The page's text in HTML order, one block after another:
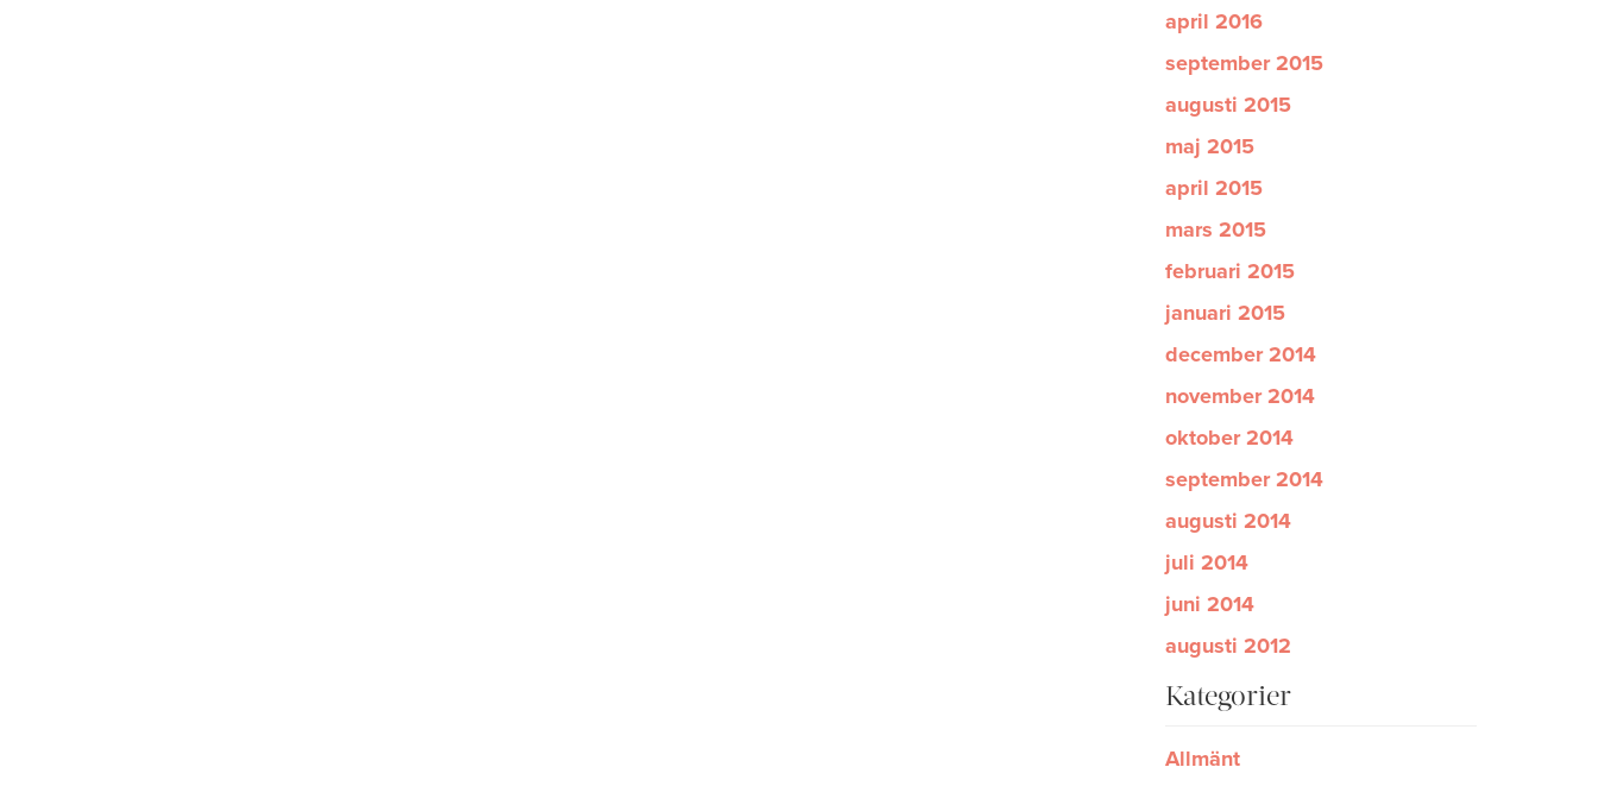
april 2016
september 2015
augusti 2015
maj 2015
april 2015
mars 2015
februari 2015
januari 2015
december 2014
november 2014
oktober 2014
september 2014
augusti 2014
juli 2014
juni 2014
augusti 2012
Kategorier
Allmänt